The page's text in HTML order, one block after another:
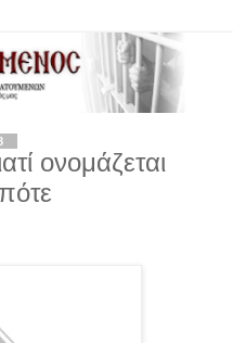
ονομάζεται